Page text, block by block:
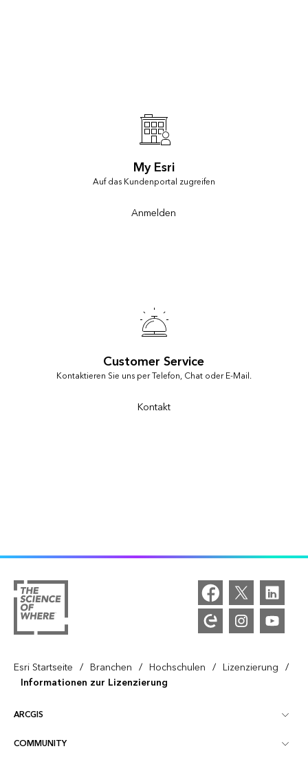
My Esri
Auf das Kundenportal zugreifen
Anmelden
Customer Service
Kontaktieren Sie uns per Telefon, Chat oder E-Mail.
Kontakt
Esri Startseite / Branchen / Hochschulen / Lizenzierung /
Informationen zur Lizenzierung
ARCGIS
ArcGIS – Überblick
COMMUNITY